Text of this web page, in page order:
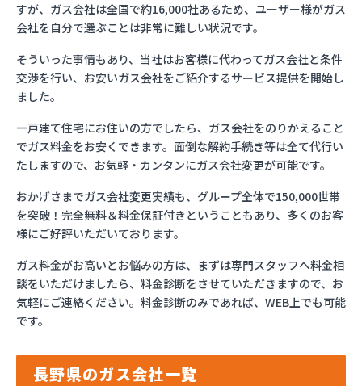
すが、ガス会社は全国で約16,000社あるため、ユーザー様がガス
会社を自分で選ぶことは非常に難しい状況です。
そういった事情もあり、当社はお客様に代わってガス会社と条件
交渉を行い、お安いガス会社をご紹介するサービス提供を開始し
ました。
一戸建て住宅にお住いの方でしたら、ガス会社をのりかえること
でガス料金をお安くできます。面倒な解約手続き等は全て代行い
たしますので、お気軽・カンタンにガス会社変更が可能です。
おかげさまでガス会社変更実績も、グループ全体で150,000世帯
を突破！完全無料＆料金保証付きということもあり、多くのお客
様にご好評いただいております。
ガス料金がお高いとお悩みの方は、まずは専門スタッフへ料金相
談をいただけましたら、料金診断をさせていただきますので、お
気軽にご連絡ください。料金診断のみであれば、WEB上でも可能
です。
長野県のガス会社一覧